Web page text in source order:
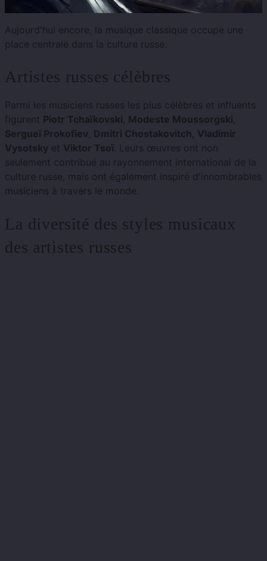
Aujourd'hui encore, la musique classique occupe une
place centrale dans la culture russe.
Artistes russes célèbres
Parmi les musiciens russes les plus célèbres et influents
figurent Piotr Tchaïkovski, Modeste Moussorgski,
Sergueï Prokofiev, Dmitri Chostakovitch, Vladimir
Vysotsky et Viktor Tsoï. Leurs œuvres ont non
seulement contribué au rayonnement international de la
culture russe, mais ont également inspiré d'innombrables
musiciens à travers le monde.
La diversité des styles musicaux
des artistes russes